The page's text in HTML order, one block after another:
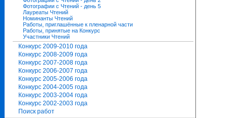
Фотографии с Чтений - день 5
Лауреаты Чтений
Номинанты Чтений
Работы, приглашённые к пленарной части
Работы, принятые на Конкурс
Участники Чтений
Конкурс 2009-2010 года
Конкурс 2008-2009 года
Конкурс 2007-2008 года
Конкурс 2006-2007 года
Конкурс 2005-2006 года
Конкурс 2004-2005 года
Конкурс 2003-2004 года
Конкурс 2002-2003 года
Поиск работ